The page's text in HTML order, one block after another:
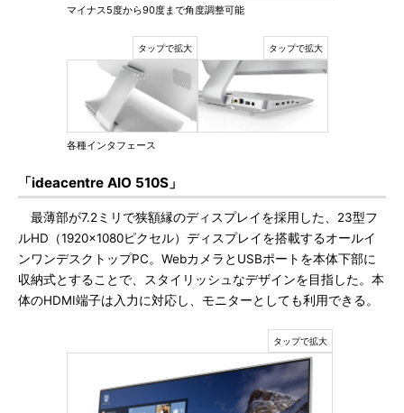
マイナス5度から90度まで角度調整可能
各種インタフェース
「ideacentre AIO 510S」
最薄部が7.2ミリで狭額縁のディスプレイを採用した、23型フ
ルHD（1920×1080ピクセル）ディスプレイを搭載するオールイ
ンワンデスクトップPC。WebカメラとUSBポートを本体下部に
収納式とすることで、スタイリッシュなデザインを目指した。本
体のHDMI端子は入力に対応し、モニターとしても利用できる。